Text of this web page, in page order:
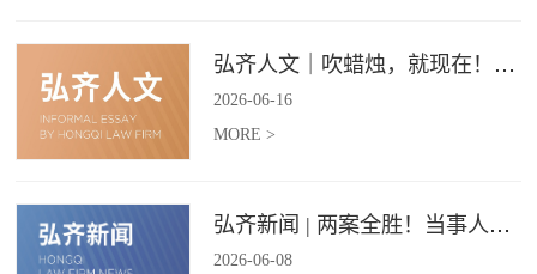
弘齐人文｜吹蜡烛，就现在！弘齐第二季度生日会如约而至
2026-06-16
MORE >
弘齐新闻 | 两案全胜！当事人赠 “律法精湛 不负重托” 锦旗致谢
2026-06-08